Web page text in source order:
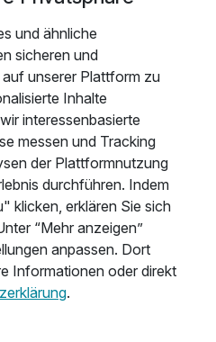
einen Blick“
in Amsterdam –
kurzen Wege. Ob zu Fuß, mit
– du erreichst fast alles in
lohnt sich eine
und Hotel, um stressfrei
und ähnliche
sicheren und
unserer Plattform zu
Inhalte
interessenbasierte
messen und Tracking
der Plattformnutzung
durchführen. Indem
klicken, erklären Sie sich
“Mehr anzeigen”
anpassen. Dort
Informationen oder direkt
.